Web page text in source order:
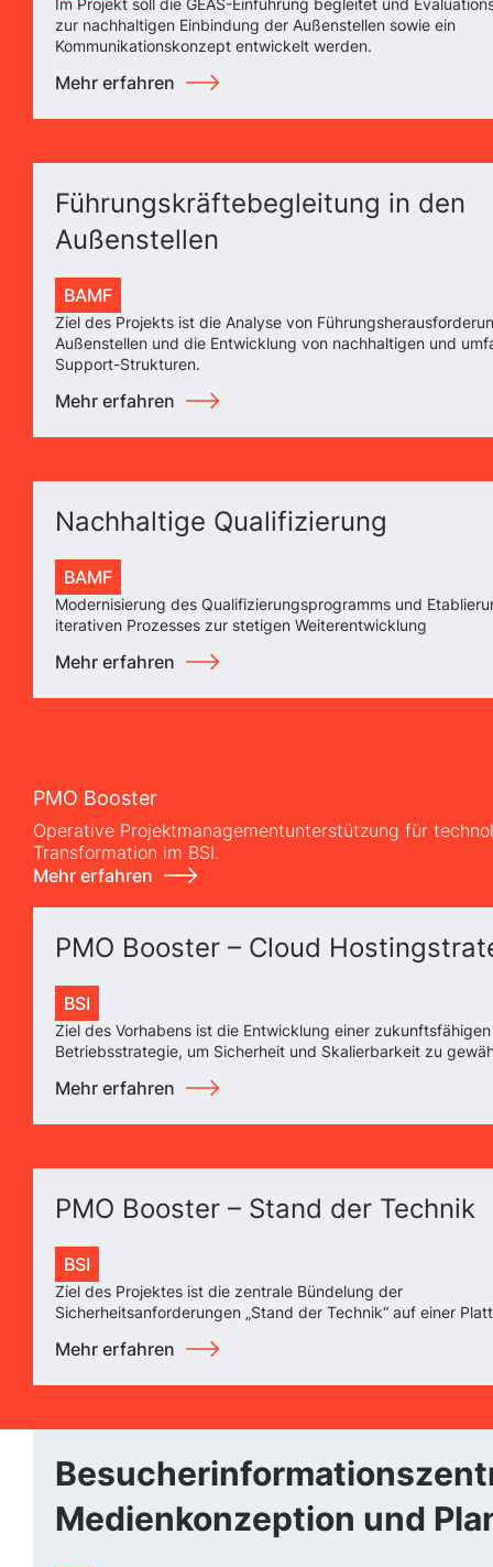
Im Projekt soll die GEAS-Einführung begleitet und
zur nachhaltigen Einbindung der Außenstellen sowie ein
Kommunikationskonzept entwickelt werden.
Mehr erfahren
Führungskräftebegleitung in den
Außenstellen
BAMF
Ziel des Projekts ist die Analyse von
Außenstellen und die Entwicklung von nachhaltigen und
Support-Strukturen.
Mehr erfahren
Nachhaltige Qualifizierung
BAMF
Modernisierung des Qualifizierungsprogramms und
iterativen Prozesses zur stetigen Weiterentwicklung
Mehr erfahren
PMO Booster
Operative Projektmanagementunterstützung für
Transformation im BSI.
Mehr erfahren
PMO Booster – Cloud
BSI
Ziel des Vorhabens ist die Entwicklung einer
Betriebsstrategie, um Sicherheit und Skalierbarkeit zu
Mehr erfahren
PMO Booster – Stand der Technik
BSI
Ziel des Projektes ist die zentrale Bündelung der
Sicherheitsanforderungen „Stand der Technik“ auf einer
Mehr erfahren
Medienkonzeption und